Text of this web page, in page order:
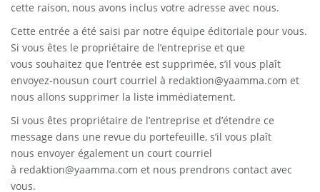
cette raison, nous avons inclus votre adresse avec nous.
Cette entrée a été saisi par notre équipe éditoriale pour vous.
Si vous êtes le propriétaire de l’entreprise et que
vous souhaitez que l’entrée est supprimée, s’il vous plaît
envoyez-nousun court courriel à redaktion@yaamma.com et
nous allons supprimer la liste immédiatement.
Si vous êtes propriétaire de l’entreprise et d’étendre ce
message dans une revue du portefeuille, s’il vous plaît
nous envoyer également un court courriel
à redaktion@yaamma.com et nous prendrons contact avec
vous.